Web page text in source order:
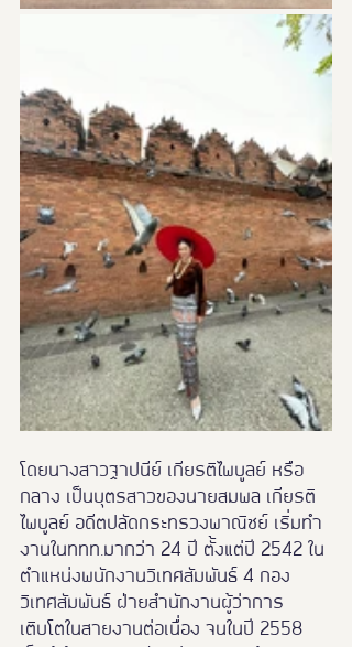
โดยนางสาวฐาปนีย์ เกียรติไพบูลย์ หรือ
กลาง เป็นบุตรสาวของนายสมพล เกียรติ
ไพบูลย์ อดีตปลัดกระทรวงพาณิชย์ เริ่มทำ
งานในททท.มากว่า 24 ปี ตั้งแต่ปี 2542 ใน
ตำแหน่งพนักงานวิเทศสัมพันธ์ 4 กอง
วิเทศสัมพันธ์ ฝ่ายสำนักงานผู้ว่าการ
เติบโตในสายงานต่อเนื่อง จนในปี 2558